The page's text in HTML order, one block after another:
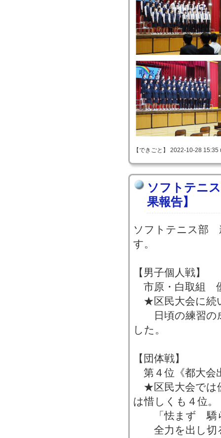
【できごと】 2022-10-28
ソフトテニ
果報告】
ソフトテニス部
す。
【男子個人戦】
市原・白取組
★区民大会に続
日頃の練習の
した。
【団体戦】
第４位《都大会
★区民大会では
は惜しくも４位。
「怯まず 驕
全力を出し切